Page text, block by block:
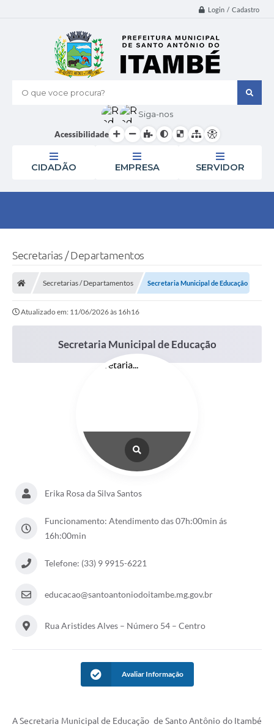
Login / Cadastro
O que voce procura?
Siga-nos
Acessibilidade
CIDADÃO EMPRESA SERVIDOR
Secretarias / Departamentos
Secretarias / Departamentos Secretaria Municipal de Educação
Atualizado em: 11/06/2026 às 16h16
Secretaria Municipal de Educação
Erika Rosa da Silva Santos
Funcionamento: Atendimento das 07h:00min ás
16h:00min
Telefone: (33) 9 9915-6221
educacao@santoantoniodoitambe.mg.gov.br
Rua Aristides Alves – Número 54 – Centro
Avaliar Informação
A Secretaria Municipal de Educação de Santo Antônio do Itambé